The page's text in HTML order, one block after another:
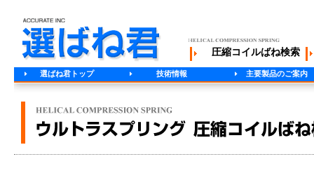
圧縮コイルばね検索
選ばね君トップ 技術情報 主要製品のご案内